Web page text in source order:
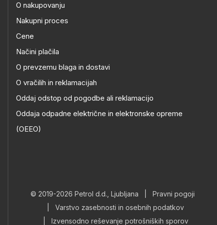
O nakupovanju
Nakupni proces
Cene
Načini plačila
O prevzemu blaga in dostavi
O vračilih in reklamacijah
Oddaj odstop od pogodbe ali reklamacijo
Oddaja odpadne električne in elektronske opreme
(OEEO)
© 2019-2026 Petrol d.d., Ljubljana
Pravni pogoji
Varstvo zasebnosti in osebnih podatkov
Izvensodno reševanje potrošniških sporov